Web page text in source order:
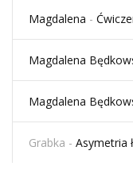
Magdalena -
Magdalena
Magdalena
Grabka - Asymetria